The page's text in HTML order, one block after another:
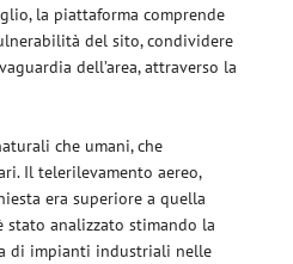
la piattaforma comprende
del sito, condividere
dell’area, attraverso la
che umani, che
Il telerilevamento aereo,
era superiore a quella
analizzato stimando la
di impianti industriali nelle